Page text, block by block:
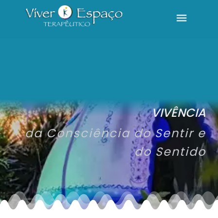
VIVÊNCIA
da Consciência do Sentir e
do Sentido